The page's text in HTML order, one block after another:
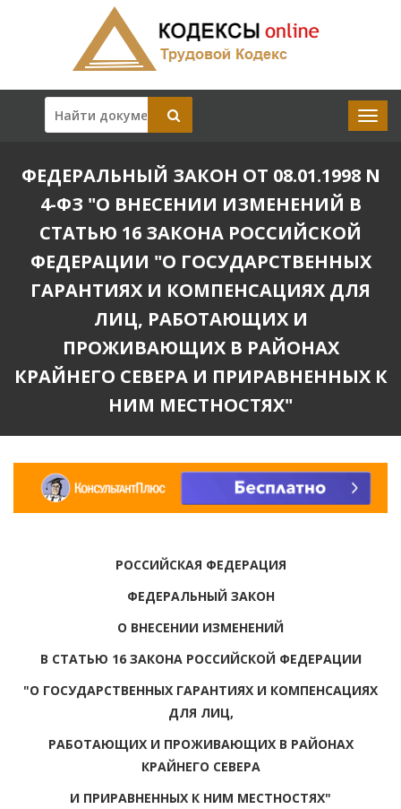
ФЕДЕРАЛЬНЫЙ ЗАКОН ОТ 08.01.1998 N
4-ФЗ "О ВНЕСЕНИИ ИЗМЕНЕНИЙ В
СТАТЬЮ 16 ЗАКОНА РОССИЙСКОЙ
ФЕДЕРАЦИИ "О ГОСУДАРСТВЕННЫХ
ГАРАНТИЯХ И КОМПЕНСАЦИЯХ ДЛЯ
ЛИЦ, РАБОТАЮЩИХ И
ПРОЖИВАЮЩИХ В РАЙОНАХ
КРАЙНЕГО СЕВЕРА И ПРИРАВНЕННЫХ К
НИМ МЕСТНОСТЯХ"
РОССИЙСКАЯ ФЕДЕРАЦИЯ
ФЕДЕРАЛЬНЫЙ ЗАКОН
О ВНЕСЕНИИ ИЗМЕНЕНИЙ
В СТАТЬЮ 16 ЗАКОНА РОССИЙСКОЙ ФЕДЕРАЦИИ
"О ГОСУДАРСТВЕННЫХ ГАРАНТИЯХ И КОМПЕНСАЦИЯХ
ДЛЯ ЛИЦ,
РАБОТАЮЩИХ И ПРОЖИВАЮЩИХ В РАЙОНАХ
КРАЙНЕГО СЕВЕРА
И ПРИРАВНЕННЫХ К НИМ МЕСТНОСТЯХ"